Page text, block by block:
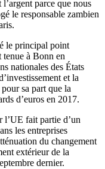
parce que nous
le responsable zambien
le principal point
tenue à Bonn en
nationales des États
et la
sa part que la
d’euros en 2017.
l’UE fait partie d’un
les entreprises
du changement
extérieur de la
dernier.